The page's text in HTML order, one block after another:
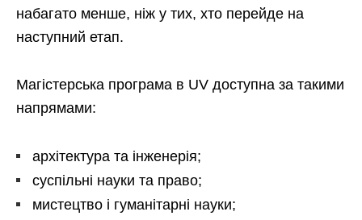
набагато менше, ніж у тих, хто перейде на
наступний етап.
Магістерська програма в UV доступна за такими
напрямами:
архітектура та інженерія;
суспільні науки та право;
мистецтво і гуманітарні науки;